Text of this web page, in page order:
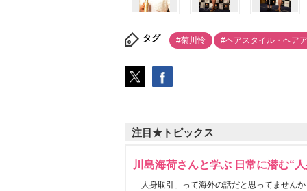
タグ #菊川怜 #ヘアスタイル・ヘア
注目★トピックス
川島海荷さんと学ぶ 日常に潜む“
「人身取引」って海外の話だと思ってません